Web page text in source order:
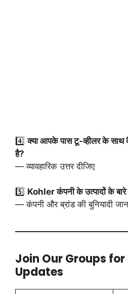
4️⃣क्या आपके पास टू-व्हीलर के साथ
है?
— व्यावहारिक उत्तर दीजिए
5️⃣ Kohler कंपनी के उत्पादों के
— कंपनी और ब्रांड की बुनियादी
Join Our Groups
Updates